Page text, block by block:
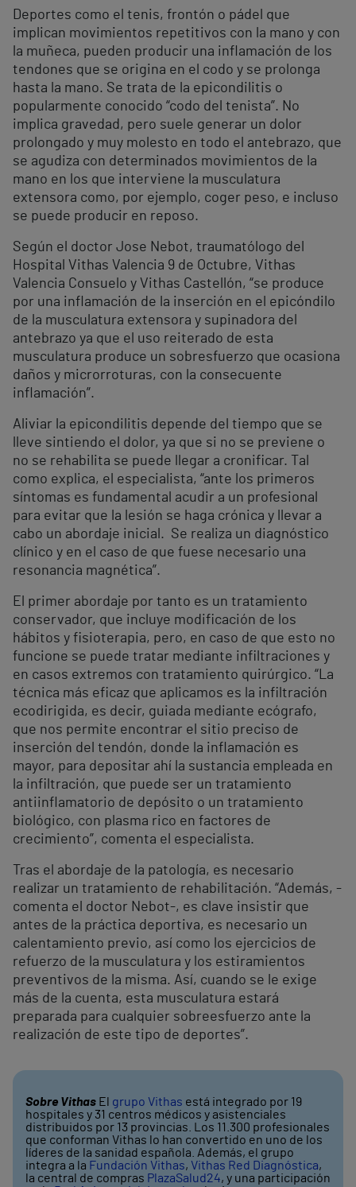
Deportes como el tenis, frontón o pádel que
implican movimientos repetitivos con la mano y con
la muñeca, pueden producir una inflamación de los
tendones que se origina en el codo y se prolonga
hasta la mano. Se trata de la epicondilitis o
popularmente conocido “codo del tenista”. No
implica gravedad, pero suele generar un dolor
prolongado y muy molesto en todo el antebrazo, que
se agudiza con determinados movimientos de la
mano en los que interviene la musculatura
extensora como, por ejemplo, coger peso, e incluso
se puede producir en reposo.
Según el doctor Jose Nebot, traumatólogo del
Hospital Vithas Valencia 9 de Octubre, Vithas
Valencia Consuelo y Vithas Castellón, “se produce
por una inflamación de la inserción en el epicóndilo
de la musculatura extensora y supinadora del
antebrazo ya que el uso reiterado de esta
musculatura produce un sobresfuerzo que ocasiona
daños y microrroturas, con la consecuente
inflamación”.
Aliviar la epicondilitis depende del tiempo que se
lleve sintiendo el dolor, ya que si no se previene o
no se rehabilita se puede llegar a cronificar. Tal
como explica, el especialista, “ante los primeros
síntomas es fundamental acudir a un profesional
para evitar que la lesión se haga crónica y llevar a
cabo un abordaje inicial. Se realiza un diagnóstico
clínico y en el caso de que fuese necesario una
resonancia magnética”.
El primer abordaje por tanto es un tratamiento
conservador, que incluye modificación de los
hábitos y fisioterapia, pero, en caso de que esto no
funcione se puede tratar mediante infiltraciones y
en casos extremos con tratamiento quirúrgico. “La
técnica más eficaz que aplicamos es la infiltración
ecodirigida, es decir, guiada mediante ecógrafo,
que nos permite encontrar el sitio preciso de
inserción del tendón, donde la inflamación es
mayor, para depositar ahí la sustancia empleada en
la infiltración, que puede ser un tratamiento
antiinflamatorio de depósito o un tratamiento
biológico, con plasma rico en factores de
crecimiento”, comenta el especialista.
Tras el abordaje de la patología, es necesario
realizar un tratamiento de rehabilitación. “Además, -
comenta el doctor Nebot-, es clave insistir que
antes de la práctica deportiva, es necesario un
calentamiento previo, así como los ejercicios de
refuerzo de la musculatura y los estiramientos
preventivos de la misma. Así, cuando se le exige
más de la cuenta, esta musculatura estará
preparada para cualquier sobreesfuerzo ante la
realización de este tipo de deportes”.
Sobre Vithas El grupo Vithas está integrado por 19
hospitales y 31 centros médicos y asistenciales
distribuidos por 13 provincias. Los 11.300 profesionales
que conforman Vithas lo han convertido en uno de los
líderes de la sanidad española. Además, el grupo
integra a la Fundación Vithas, Vithas Red Diagnóstica,
la central de compras PlazaSalud24, y una participación